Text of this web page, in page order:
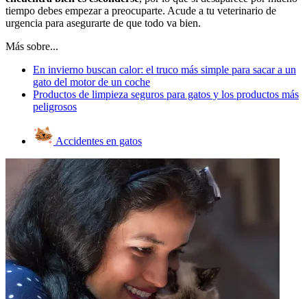
tiempo debes empezar a preocuparte. Acude a tu veterinario de
urgencia para asegurarte de que todo va bien.
Más sobre...
En invierno buscan calor: el truco más simple para sacar a un
gato del motor de un coche
Productos de limpieza seguros para gatos y los productos más
peligrosos
Accidentes en gatos